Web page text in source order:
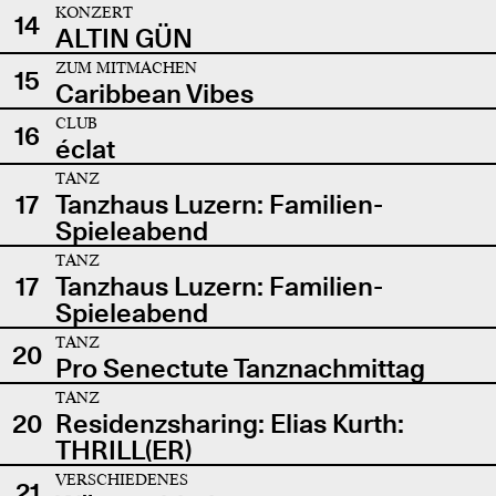
14
KONZERT
ALTIN GÜN
15
ZUM MITMACHEN
Caribbean Vibes
16
CLUB
éclat
17
TANZ
Tanzhaus Luzern: Familien-
Spieleabend
17
TANZ
Tanzhaus Luzern: Familien-
Spieleabend
20
TANZ
Pro Senectute Tanznachmittag
20
TANZ
Residenzsharing: Elias Kurth:
THRILL(ER)
VERSCHIEDENES